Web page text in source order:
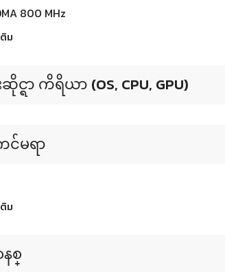
800 MHz
ม
ရာ ကိရိယာ (OS, CPU, GPU)
င်မရာ
ม
စ္